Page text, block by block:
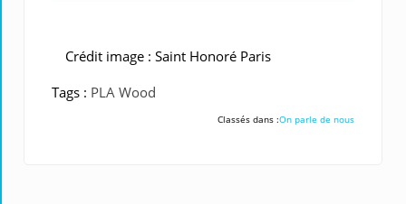
Crédit image : Saint Honoré Paris
Tags : PLA Wood
Classés dans :On parle de nous